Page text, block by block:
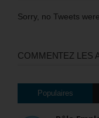
Sorry, no Tweets
COMMENTEZ LES
Populaires